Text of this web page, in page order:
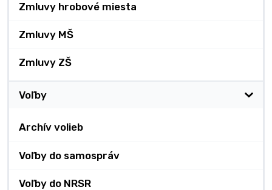
Zmluvy hrobové miesta
Zmluvy MŠ
Zmluvy ZŠ
Voľby
Archív volieb
Voľby do samospráv
Voľby do NRSR